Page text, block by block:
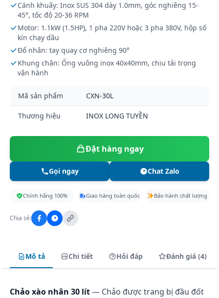
Cánh khuấy: Inox SUS 304 dày 1.0mm, góc nghiêng 15-
45°, tốc độ 20-36 RPM
Motor: 1.1kW (1.5HP), 1 pha 220V hoặc 3 pha 380V, hộp số
kín chạy dầu
Đổ nhân: tay quay cơ nghiêng 90°
Khung chân: Ống vuông inox 40x40mm, chịu tải trọng
vận hành
Mã sản phẩm CXN-30L
Thương hiệu INOX LONG TUYỀN
Đặt hàng ngay
Gọi ngay Chat Zalo
Chính hãng 100% Giao hàng toàn quốc Bảo hành chất lượng
Chia sẻ:
Mô tả Chi tiết Hỏi đáp Đánh giá (4)
Chảo xào nhân 30 lít— Chảo được trang bị đầu đốt